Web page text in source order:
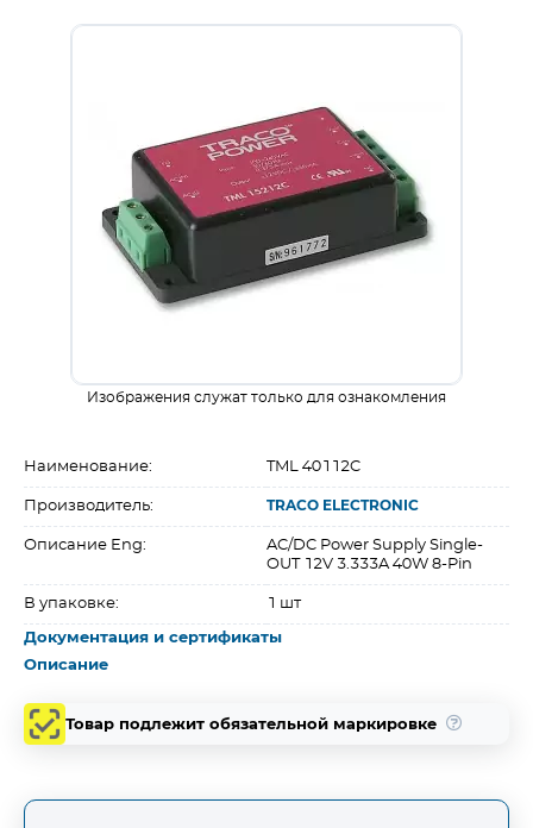
Изображения служат только для ознакомления
Наименование: TML 40112C
Производитель: TRACO ELECTRONIC
Описание Eng:
AC/DC Power Supply Single-
OUT 12V 3.333A 40W 8-Pin
В упаковке: 1 шт
Документация и сертификаты
Описание
Товар подлежит обязательной маркировке